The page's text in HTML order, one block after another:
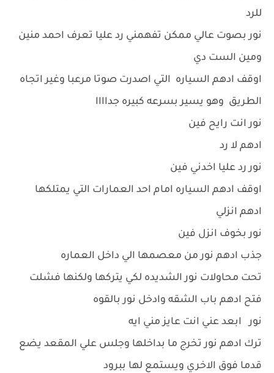
للرد
نور بصوت عالي ممكن تفهمني رد عليا تعرف احمد منين
ومين الست دي
اوقف ادهم السياره التي اصدرت صوتا مرعبا وغير اتجاه
الطريق وهو يسير بسرعه كبيره جداااا
نور انت رايح فين
ادهم لا رد
نور رد عليا اخدني فين
اوقف ادهم السياره امام احد العمارات التي يمتلكها
ادهم انزلي
نور بخوف انزل فين
جذب ادهم نور من معصمها الي داخل العماره
تحت محاولات نور الشديده لكي يتركها ولكنها فشلت
فتح ادهم باب الشقه وادخل نور بالقوه
نور ابعد عني انت عايز مني ايه
ترك ادهم نور تخرج ما بداخلها وجلس علي المقعد يضع
قدما فوق الاخري ويستمع لها ببرود